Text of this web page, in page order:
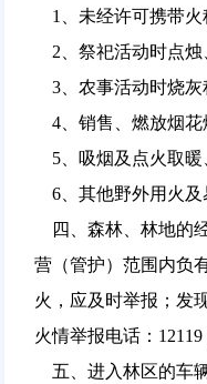
1、未经许可携带火
2、祭祀活动时点烛
3、农事活动时烧灰
4、销售、燃放烟花
5、吸烟及点火取暖
6、其他野外用火及
四、森林、林地的
营（管护）范围内负
火，应及时举报；发
火情举报电话：12119
五、进入林区的车